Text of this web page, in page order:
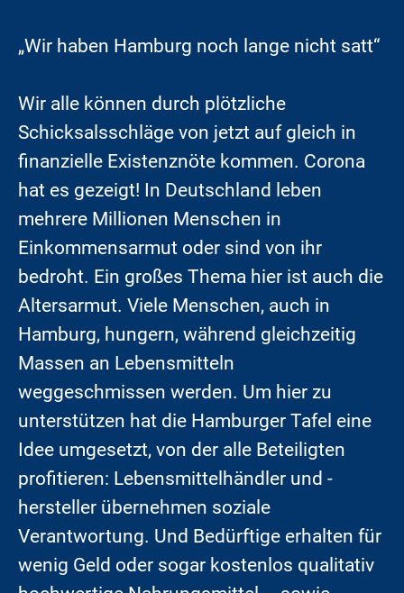
„Wir haben Hamburg noch lange nicht satt“
Wir alle können durch plötzliche
Schicksalsschläge von jetzt auf gleich in
finanzielle Existenznöte kommen. Corona
hat es gezeigt! In Deutschland leben
mehrere Millionen Menschen in
Einkommensarmut oder sind von ihr
bedroht. Ein großes Thema hier ist auch die
Altersarmut. Viele Menschen, auch in
Hamburg, hungern, während gleichzeitig
Massen an Lebensmitteln
weggeschmissen werden. Um hier zu
unterstützen hat die Hamburger Tafel eine
Idee umgesetzt, von der alle Beteiligten
profitieren: Lebensmittelhändler und -
hersteller übernehmen soziale
Verantwortung. Und Bedürftige erhalten für
wenig Geld oder sogar kostenlos qualitativ